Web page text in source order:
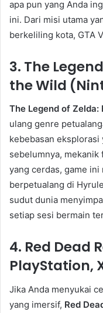
apa pun yang Anda
ini. Dari misi utama
berkeliling kota, GTA
3. The
the Wild
The Legend of
ulang genre
kebebasan eksplorasi
sebelumnya,
yang cerdas, game
berpetualang di
sudut dunia
setiap sesi bermain
4. Red Dead
PlayStation,
Jika Anda menyukai
yang imersif, Red